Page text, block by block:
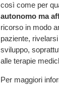
così come per
autonomo ma
ricorso in modo
paziente,
sviluppo,
alle terapie
Per maggiori